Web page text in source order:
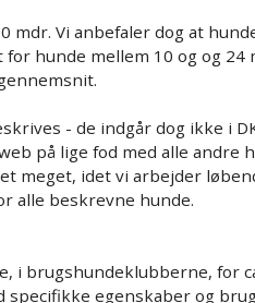
mdr. Vi anbefaler dog at
hunde mellem 10 og og 24
- de indgår dog ikke i
på lige fod med alle andre
meget, idet vi arbejder
alle beskrevne hunde.
i brugshundeklubberne, for
specifikke egenskaber og